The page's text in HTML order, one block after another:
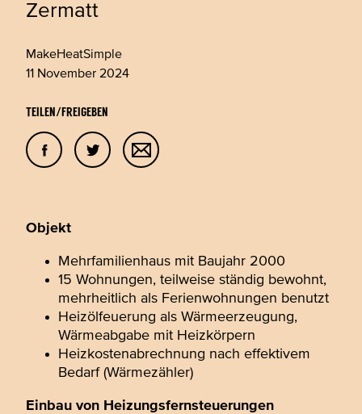
Zermatt
MakeHeatSimple
11 November 2024
Teilen/Freigeben
Objekt
Mehrfamilienhaus mit Baujahr 2000
15 Wohnungen, teilweise ständig bewohnt,
mehrheitlich als Ferienwohnungen benutzt
Heizölfeuerung als Wärmeerzeugung,
Wärmeabgabe mit Heizkörpern
Heizkostenabrechnung nach effektivem
Bedarf (Wärmezähler)
Einbau von Heizungsfernsteuerungen